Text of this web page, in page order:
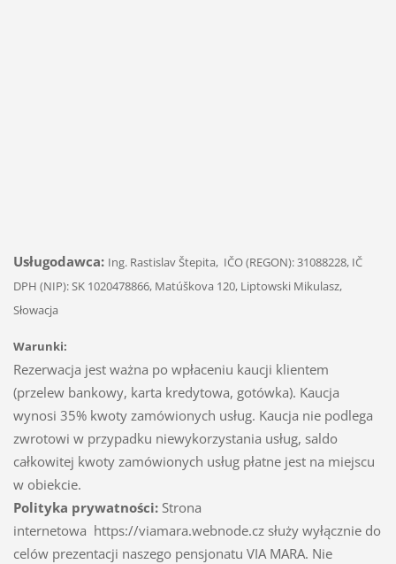
Usługodawca: Ing. Rastislav Štepita, IČO (REGON): 31088228, IČ
DPH (NIP): SK 1020478866, Matúškova 120, Liptowski Mikulasz,
Słowacja
Warunki:
Rezerwacja jest ważna po wpłaceniu kaucji klientem
(przelew bankowy, karta kredytowa, gotówka). Kaucja
wynosi 35% kwoty zamówionych usług. Kaucja nie podlega
zwrotowi w przypadku niewykorzystania usług, saldo
całkowitej kwoty zamówionych usług płatne jest na miejscu
w obiekcie.
Polityka prywatności: Strona
internetowa https://viamara.webnode.cz służy wyłącznie do
celów prezentacji naszego pensjonatu VIA MARA. Nie